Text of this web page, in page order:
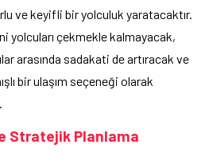
ve keyifli bir yolculuk yaratacaktır.
yolcuları çekmekle kalmayacak,
arasında sadakati de artıracak ve
bir ulaşım seçeneği olarak
Stratejik Planlama